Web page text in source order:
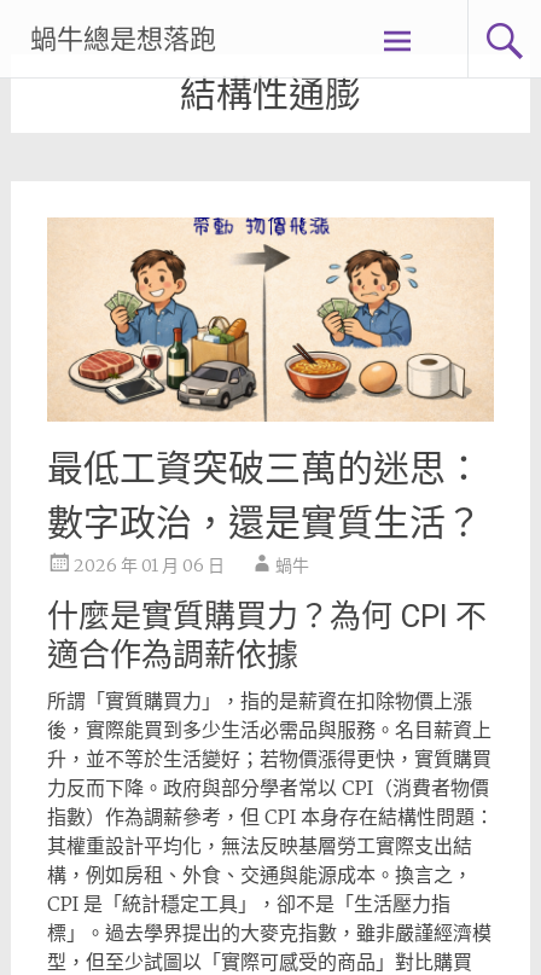
content
蝸牛總是想落跑
結構性通膨
最低工資突破三萬的迷思：
數字政治，還是實質生活？
2026 年 01 月 06 日 蝸牛
什麼是實質購買力？為何 CPI 不
適合作為調薪依據
所謂「實質購買力」，指的是薪資在扣除物價上漲
後，實際能買到多少生活必需品與服務。名目薪資上
升，並不等於生活變好；若物價漲得更快，實質購買
力反而下降。政府與部分學者常以 CPI（消費者物價
指數）作為調薪參考，但 CPI 本身存在結構性問題：
其權重設計平均化，無法反映基層勞工實際支出結
構，例如房租、外食、交通與能源成本。換言之，
CPI 是「統計穩定工具」，卻不是「生活壓力指
標」。過去學界提出的大麥克指數，雖非嚴謹經濟模
型，但至少試圖以「實際可感受的商品」對比購買